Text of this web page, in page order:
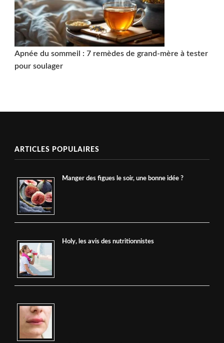
Apnée du sommeil : 7 remèdes de grand-mère à tester
pour soulager
ARTICLES POPULAIRES
Manger des figues le soir, une bonne idée ?
Holy, les avis des nutritionnistes